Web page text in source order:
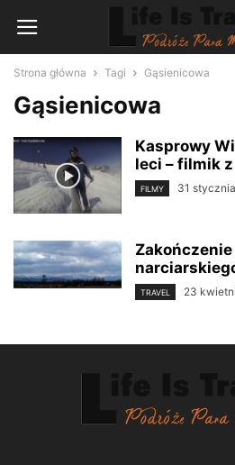
Strona główna Tagi Gąsienicowa
Gąsienicowa
Kasprowy
leci – filmik
FILMY 31
TRAVEL 23